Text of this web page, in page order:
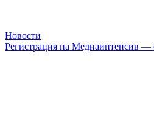
Новости
Регистрация на Медиаинтенсив —